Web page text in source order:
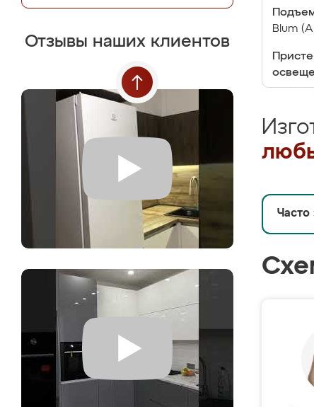
Отзывы наших клиентов
Blum
Часто